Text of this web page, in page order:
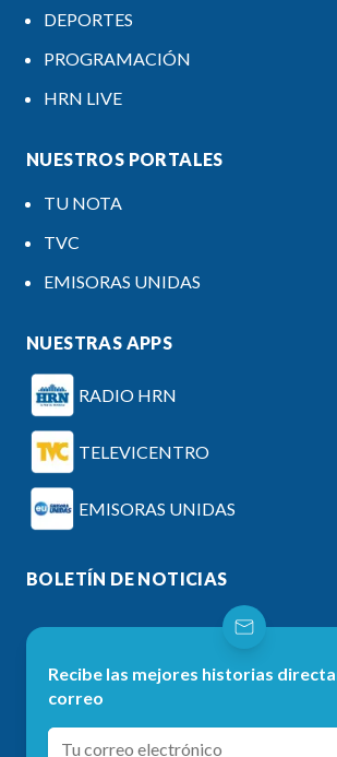
DEPORTES
PROGRAMACIÓN
HRN LIVE
NUESTROS PORTALES
TU NOTA
TVC
EMISORAS UNIDAS
NUESTRAS APPS
RADIO HRN
TELEVICENTRO
EMISORAS UNIDAS
BOLETÍN DE NOTICIAS
Recibe las mejores historias
correo